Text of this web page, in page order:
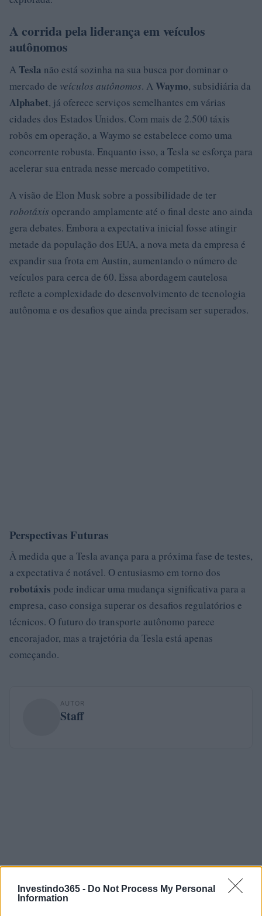
Investindo365 - Do Not Process My Personal
Information
A corrida pela liderança em veículos
autônomos
ATesla não está sozinha na sua busca por dominar o
mercado de veículos autônomos. A Waymo, subsidiária da
Alphabet, já oferece serviços semelhantes em várias
cidades dos Estados Unidos. Com mais de 2.500 táxis
robôs em operação, a Waymo se estabelece como uma
concorrente robusta. Enquanto isso, a Tesla se esforça para
acelerar sua entrada nesse mercado competitivo.
A visão de Elon Musk sobre a possibilidade de ter
robotáxis operando amplamente até o final deste ano ainda
gera debates. Embora a expectativa inicial fosse atingir
metade da população dos EUA, a nova meta da empresa é
expandir sua frota em Austin, aumentando o número de
veículos para cerca de 60. Essa abordagem cautelosa
reflete a complexidade do desenvolvimento de tecnologia
autônoma e os desafios que ainda precisam ser superados.
Perspectivas Futuras
À medida que a Tesla avança para a próxima fase de testes,
a expectativa é notável. O entusiasmo em torno dos
robotáxis pode indicar uma mudança significativa para a
empresa, caso consiga superar os desafios regulatórios e
técnicos. O futuro do transporte autônomo parece
encorajador, mas a trajetória da Tesla está apenas
começando.
AUTOR
Staff